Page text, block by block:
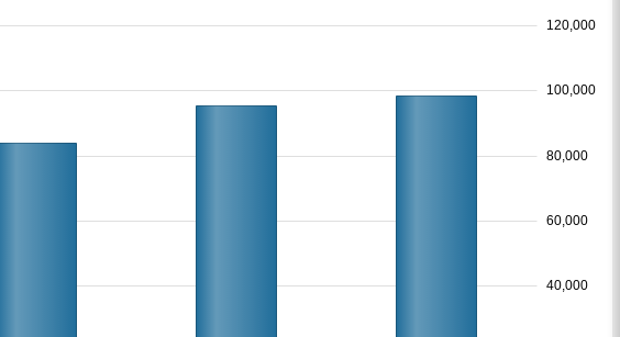
40,000
60,000
80,000
100,000
120,000